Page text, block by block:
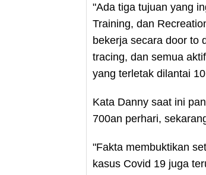
"Ada tiga tujuan yang
Training, dan
bekerja secara door to
tracing, dan semua
yang terletak dilantai
Kata Danny saat ini
700an perhari,
"Fakta membuktikan
kasus Covid 19 juga